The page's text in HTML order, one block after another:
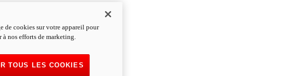
de cookies sur votre appareil pour
nos efforts de marketing.
TOUS LES COOKIES